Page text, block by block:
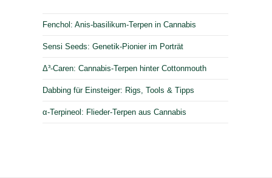
Fenchol: Anis-basilikum-Terpen in Cannabis
Sensi Seeds: Genetik-Pionier im Porträt
Δ³-Caren: Cannabis-Terpen hinter Cottonmouth
Dabbing für Einsteiger: Rigs, Tools & Tipps
α-Terpineol: Flieder-Terpen aus Cannabis